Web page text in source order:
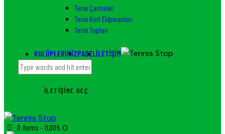
Tenis Çantaları
Tenis Kort Ekipmanları
Tenis Topları
KULÜPLERIMIZPADELİLETIŞIM
İLETIŞIME GEÇ
0 items - 0,00₺ 0